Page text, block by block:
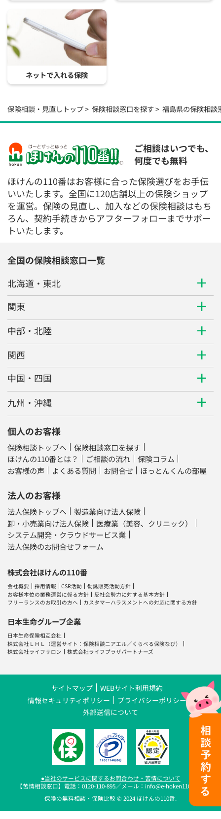
ネットで入れる保険
保険相談・見直しトップ 保険相談窓口を探す 福島県の保険相談
ご相談はいつでも、
何度でも無料
ほけんの110番はお客様に合った保険選びをお手伝
いいたします。全国に120店舗以上の保険ショップ
を運営。保険の見直し、加入などの保険相談はもち
ろん、契約手続きからアフターフォローまでサポー
トいたします。
全国の保険相談窓口一覧
北海道・東北
関東
中部・北陸
関西
中国・四国
九州・沖縄
個人のお客様
保険相談トップへ
保険相談窓口を探す
ほけんの110番とは？
ご相談の流れ
保険コラム
お客様の声
よくある質問 お問合せ ほっとんくんの部屋
法人のお客様
法人保険トップへ
製造業向け法人保険
卸・小売業向け法人保険
医療業（美容、クリニック）
システム開発・クラウドサービス業
法人保険のお問合せフォーム
株式会社ほけんの110番
会社概要 採用情報 CSR活動
勧誘販売活動方針
お客様本位の業務運営に係る方針
反社会勢力に対する基本方針
フリーランスのお取引の方へ
カスタマーハラスメントへの対応に関する方針
日本生命グループ企業
日本生命保険相互会社
株式会社ＬＨＬ
（運営サイト：保険相談ニアエル ／ くらべる保険なび）
株式会社ライフサロン
株式会社ライフプラザパートナーズ
サイトマップ
WEBサイト利用規約
情報セキュリティポリシー
プライバシーポリシー
外部送信について
●当社のサービスに関するお問合わせ・苦情について
【苦情相談窓口】電話：0120-110-895／メール：info@e-hoken110.com
保険の無料相談・保険比較 © 2024 ほけんの110番.